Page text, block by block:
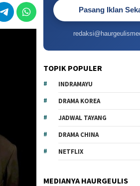
Pasang Iklan
TOPIK POPULER
INDRAMAYU
DRAMA KOREA
JADWAL TAYANG
DRAMA CHINA
NETFLIX
MEDIANYA HAURGEULIS